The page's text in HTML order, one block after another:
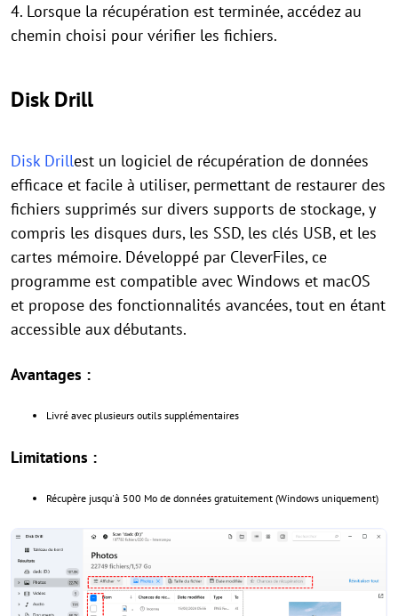
4. Lorsque la récupération est terminée, accédez au
chemin choisi pour vérifier les fichiers.
Disk Drill
Disk Drillest un logiciel de récupération de données
efficace et facile à utiliser, permettant de restaurer des
fichiers supprimés sur divers supports de stockage, y
compris les disques durs, les SSD, les clés USB, et les
cartes mémoire. Développé par CleverFiles, ce
programme est compatible avec Windows et macOS
et propose des fonctionnalités avancées, tout en étant
accessible aux débutants.
Avantages :
Livré avec plusieurs outils supplémentaires
Limitations :
Récupère jusqu'à 500 Mo de données gratuitement (Windows uniquement)